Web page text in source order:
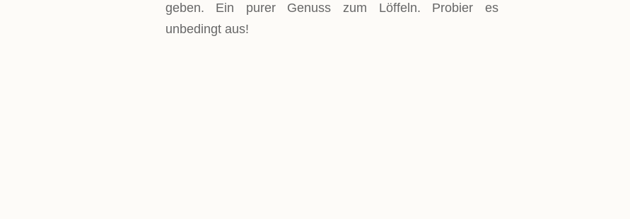
geben. Ein purer Genuss zum Löffeln. Probier es
unbedingt aus!